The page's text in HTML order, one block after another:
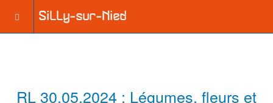
RL 30.05.2024 : Légumes, fleurs et